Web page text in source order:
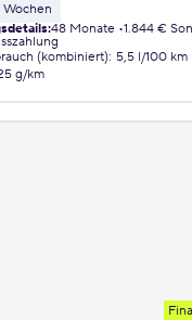
Wochen
:48 Monate 1.844 €
(kombiniert): 5,5 l/100 km
g/km